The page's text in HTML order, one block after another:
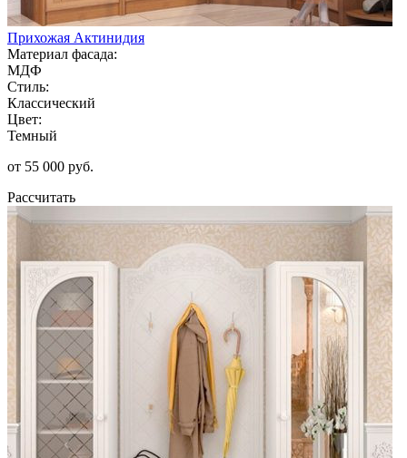
Прихожая Актинидия
Материал фасада:
МДФ
Стиль:
Классический
Цвет:
Темный
от 55 000 руб.
Рассчитать